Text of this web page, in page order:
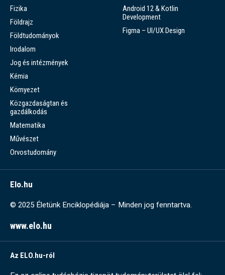
Fizika
Földrajz
Földtudományok
Irodalom
Jog és intézmények
Kémia
Környezet
Közgazdaságtan és
gazdálkodás
Matematika
Művészet
Orvostudomány
Android 12 & Kotlin
Development
Figma – UI/UX Design
Elo.hu
© 2025 Életünk Enciklopédiája – Minden jog fenntartva.
www.elo.hu
Az ELO.hu-ról